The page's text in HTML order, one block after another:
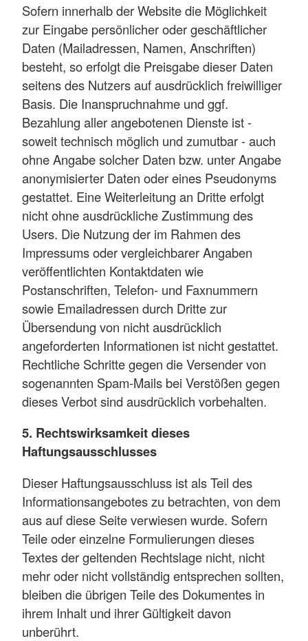
Sofern innerhalb der Website die Möglichkeit
zur Eingabe persönlicher oder geschäftlicher
Daten (Mailadressen, Namen, Anschriften)
besteht, so erfolgt die Preisgabe dieser Daten
seitens des Nutzers auf ausdrücklich freiwilliger
Basis. Die Inanspruchnahme und ggf.
Bezahlung aller angebotenen Dienste ist -
soweit technisch möglich und zumutbar - auch
ohne Angabe solcher Daten bzw. unter Angabe
anonymisierter Daten oder eines Pseudonyms
gestattet. Eine Weiterleitung an Dritte erfolgt
nicht ohne ausdrückliche Zustimmung des
Users. Die Nutzung der im Rahmen des
Impressums oder vergleichbarer Angaben
veröffentlichten Kontaktdaten wie
Postanschriften, Telefon- und Faxnummern
sowie Emailadressen durch Dritte zur
Übersendung von nicht ausdrücklich
angeforderten Informationen ist nicht gestattet.
Rechtliche Schritte gegen die Versender von
sogenannten Spam-Mails bei Verstößen gegen
dieses Verbot sind ausdrücklich vorbehalten.
5. Rechtswirksamkeit dieses
Haftungsausschlusses
Dieser Haftungsausschluss ist als Teil des
Informationsangebotes zu betrachten, von dem
aus auf diese Seite verwiesen wurde. Sofern
Teile oder einzelne Formulierungen dieses
Textes der geltenden Rechtslage nicht, nicht
mehr oder nicht vollständig entsprechen sollten,
bleiben die übrigen Teile des Dokumentes in
ihrem Inhalt und ihrer Gültigkeit davon
unberührt.